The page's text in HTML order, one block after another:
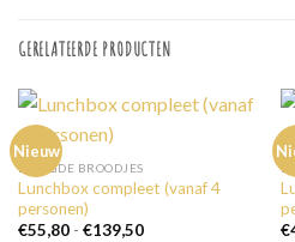
GERELATEERDE PRODUCTEN
Nieuw
BELEGDE BROODJES
Lunchbox compleet (vanaf 4
personen)
€55,80 - €139,50Prijsklasse:
€